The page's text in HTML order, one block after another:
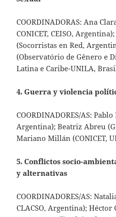
COORDINADORAS: Ana
CONICET, CEISO,
(Socorristas en Red,
(Observatório de Gênero e
Latina e Caribe-UNILA,
4. Guerra y violencia
COORDINADORES/AS:
Argentina); Beatriz Abreu
Mariano Millán (CONICET,
5. Conflictos socio-
y alternativas
COORDINADORES/AS:
CLACSO, Argentina); Héctor